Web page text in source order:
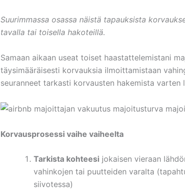
Suurimmassa osassa näistä tapauksista
tavalla tai toisella hakoteillä.
Samaan aikaan useat toiset haastattelemistani
täysimääräisesti korvauksia ilmoittamistaan
seuranneet tarkasti korvausten hakemista varten
Korvausprosessi vaihe vaiheelta
Tarkista kohteesi jokaisen vieraan
vahinkojen tai puutteiden varalta
siivotessa)